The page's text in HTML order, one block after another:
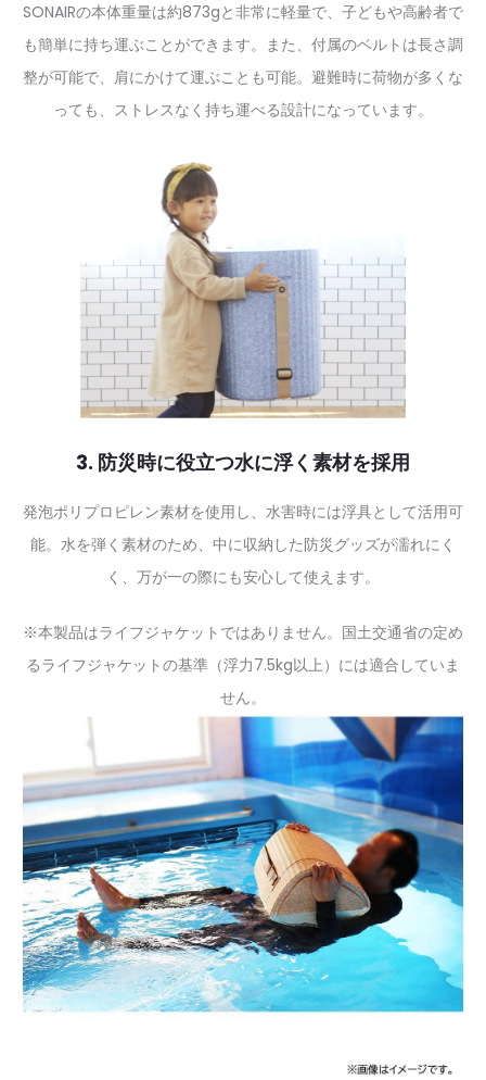
SONAIRの本体重量は約873gと非常に軽量で、子どもや高齢者で
も簡単に持ち運ぶことができます。また、付属のベルトは長さ調
整が可能で、肩にかけて運ぶことも可能。避難時に荷物が多くな
っても、ストレスなく持ち運べる設計になっています。
3. 防災時に役立つ水に浮く素材を採用
発泡ポリプロピレン素材を使用し、水害時には浮具として活用可
能。水を弾く素材のため、中に収納した防災グッズが濡れにく
く、万が一の際にも安心して使えます。
※本製品はライフジャケットではありません。国土交通省の定め
るライフジャケットの基準（浮力7.5kg以上）には適合していま
せん。